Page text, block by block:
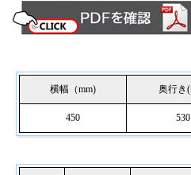
横幅（mm) 奥行き
450 530